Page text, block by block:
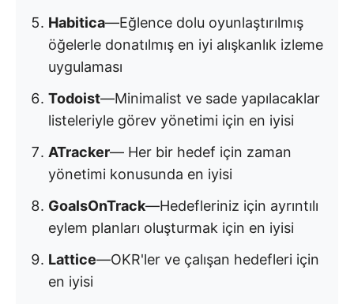
Habitica—Eğlence dolu oyunlaştırılmış
öğelerle donatılmış en iyi alışkanlık izleme
uygulaması
Todoist—Minimalist ve sade yapılacaklar
listeleriyle görev yönetimi için en iyisi
ATracker— Her bir hedef için zaman
yönetimi konusunda en iyisi
GoalsOnTrack—Hedefleriniz için ayrıntılı
eylem planları oluşturmak için en iyisi
Lattice—OKR'ler ve çalışan hedefleri için
en iyisi